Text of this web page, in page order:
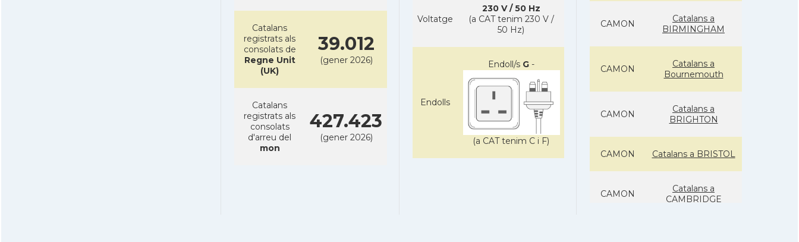
Catalans
registrats als
consolats de
Regne Unit
(UK)
39.012
(gener 2026)
Catalans
registrats als
consolats
d'arreu del
mon
427.423
(gener 2026)
Voltatge
230 V / 50 Hz
(a CAT tenim 230 V /
50 Hz)
Endolls
Endoll/s G-
(a CAT tenim C i F)
CAMON
Catalans a
BIRMINGHAM
CAMON
Catalans a
Bournemouth
CAMON
Catalans a
BRIGHTON
CAMON Catalans a BRISTOL
CAMON
Catalans a
CAMBRIDGE